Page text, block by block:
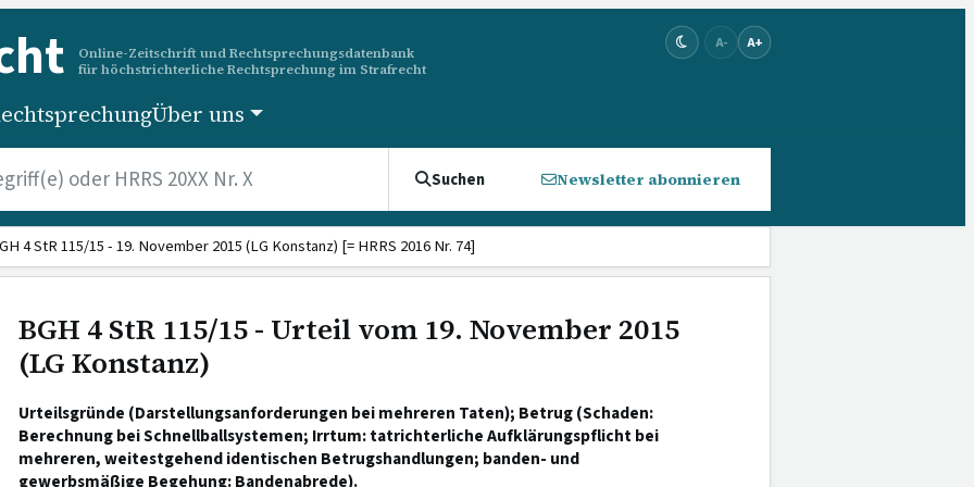
Online-Zeitschrift und Rechtsprechungsdatenbank
für höchstrichterliche Rechtsprechung im Strafrecht
A- A+
Über uns
Suchen Newsletter abonnieren
4 StR 115/15 - 19. November 2015 (LG Konstanz) [= HRRS 2016 Nr. 74]
BGH 4 StR 115/15 - Urteil vom 19. November 2015
(LG Konstanz)
Urteilsgründe (Darstellungsanforderungen bei mehreren Taten); Betrug (Schaden:
Berechnung bei Schnellballsystemen; Irrtum: tatrichterliche Aufklärungspflicht bei
mehreren, weitestgehend identischen Betrugshandlungen; banden- und
gewerbsmäßige Begehung: Bandenabrede).